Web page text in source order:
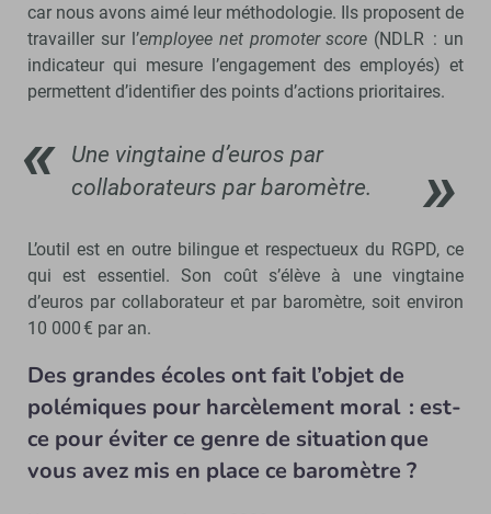
car nous avons aimé leur méthodologie. Ils proposent de
travailler sur l’employee net promoter score (NDLR : un
indicateur qui mesure l’engagement des employés) et
permettent d’identifier des points d’actions prioritaires.
Une vingtaine d’euros par
collaborateurs par baromètre.
L’outil est en outre bilingue et respectueux du RGPD, ce
qui est essentiel. Son coût s’élève à une vingtaine
d’euros par collaborateur et par baromètre, soit environ
10 000 € par an.
Des grandes écoles ont fait l’objet de
polémiques pour harcèlement moral : est-
ce pour éviter ce genre de situation que
vous avez mis en place ce baromètre ?